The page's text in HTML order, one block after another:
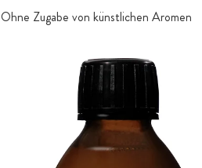
Ohne Zugabe von künstlichen Aromen